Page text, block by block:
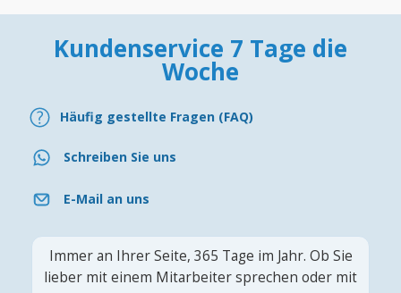
Kundenservice 7 Tage die
Woche
Häufig gestellte Fragen (FAQ)
Schreiben Sie uns
E-Mail an uns
Immer an Ihrer Seite, 365 Tage im Jahr. Ob Sie
lieber mit einem Mitarbeiter sprechen oder mit